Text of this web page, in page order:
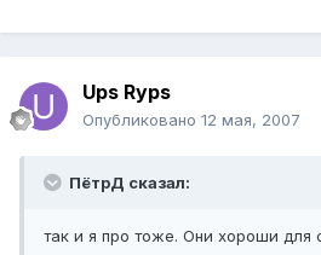
Ups Ryps
Опубликовано 12 мая, 2007
ПётрД сказал:
так и я про тоже. Они хороши для